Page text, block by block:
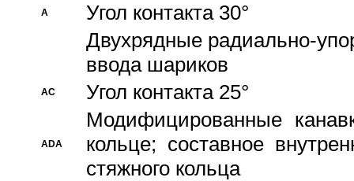
A
Угол контакта 30°
Двухрядные радиально-
ввода шариков
AC Угол контакта 25°
ADA
Модифицированные
кольце; составное
стяжного кольца